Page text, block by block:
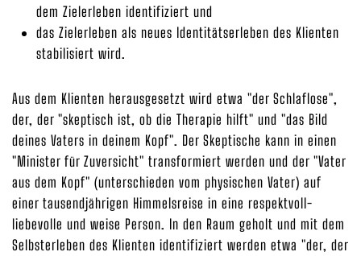
dem Zielerleben identifiziert und
das Zielerleben als neues Identitätserleben des Klienten
stabilisiert wird.
Aus dem Klienten herausgesetzt wird etwa "der Schlaflose",
der, der "skeptisch ist, ob die Therapie hilft" und "das Bild
deines Vaters in deinem Kopf". Der Skeptische kann in einen
"Minister für Zuversicht" transformiert werden und der "Vater
aus dem Kopf" (unterschieden vom physischen Vater) auf
einer tausendjährigen Himmelsreise in eine respektvoll-
liebevolle und weise Person. In den Raum geholt und mit dem
Selbsterleben des Klienten identifiziert werden etwa "der, der